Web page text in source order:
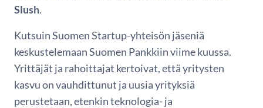
Slush.
Kutsuin Suomen Startup-yhteisön jäseniä
keskustelemaan Suomen Pankkiin viime kuussa.
Yrittäjät ja rahoittajat kertoivat, että yritysten
kasvu on vauhdittunut ja uusia yrityksiä
perustetaan, etenkin teknologia- ja